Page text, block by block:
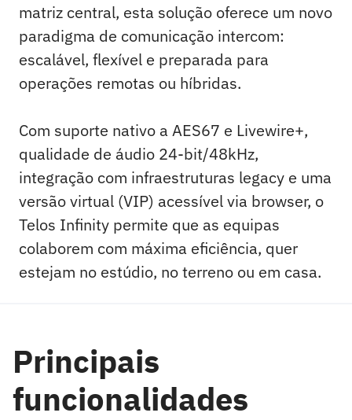
matriz central, esta solução oferece um novo
paradigma de comunicação intercom:
escalável, flexível e preparada para
operações remotas ou híbridas.
Com suporte nativo a AES67 e Livewire+,
qualidade de áudio 24-bit/48kHz,
integração com infraestruturas legacy e uma
versão virtual (VIP) acessível via browser, o
Telos Infinity permite que as equipas
colaborem com máxima eficiência, quer
estejam no estúdio, no terreno ou em casa.
Principais
funcionalidades